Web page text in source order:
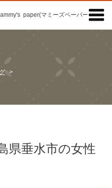
paper(マミーズペーパー)の「記事

>
県垂水市の女性